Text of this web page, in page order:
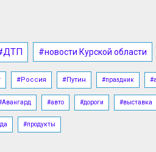
#новости Курской области
#Россия #Путин #праздник
#авто #дороги #выставка
#продукты